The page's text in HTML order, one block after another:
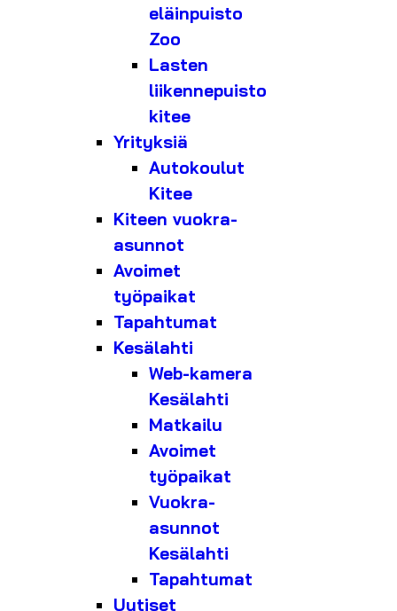
eläinpuisto
Zoo
Lasten
liikennepuisto
kitee
Yrityksiä
Autokoulut
Kitee
Kiteen vuokra-
asunnot
Avoimet
työpaikat
Tapahtumat
Kesälahti
Web-kamera
Kesälahti
Matkailu
Avoimet
työpaikat
Vuokra-
asunnot
Kesälahti
Tapahtumat
Uutiset